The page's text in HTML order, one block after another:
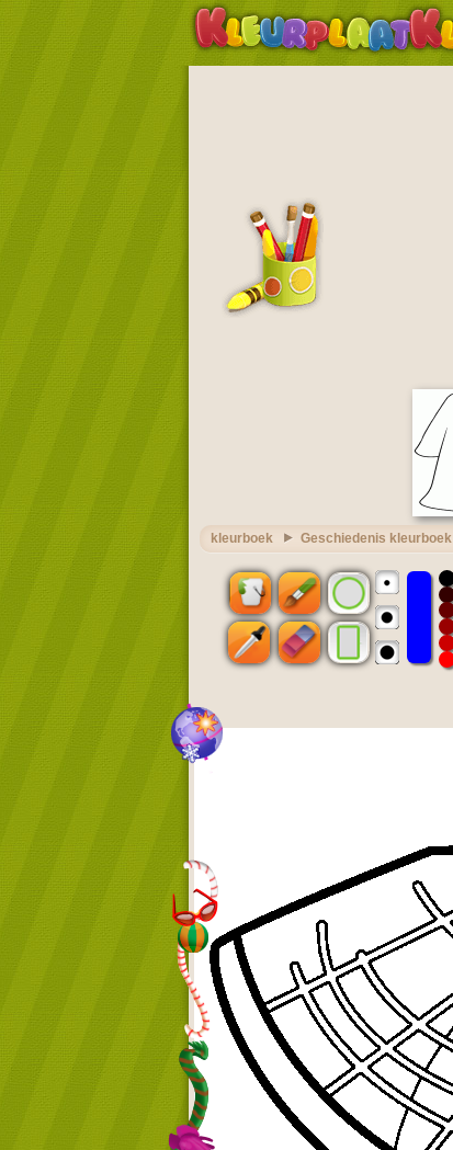
kleurboek Geschiedenis kleurboek